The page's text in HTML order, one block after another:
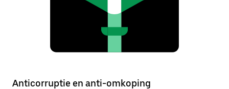
Anticorruptie en anti-omkoping